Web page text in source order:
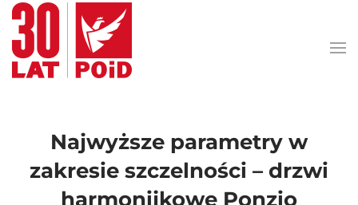
Przejdź do treści głównej
Najwyższe parametry w
zakresie szczelności – drzwi
harmonijkowe Ponzio